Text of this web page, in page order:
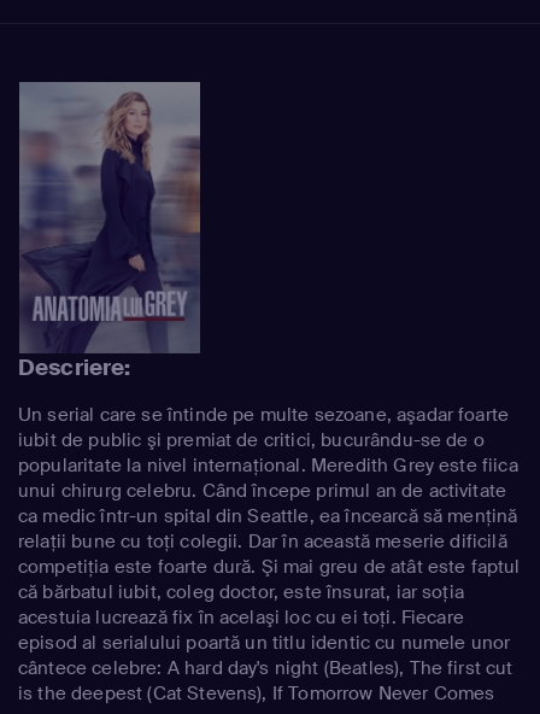
Descriere:
Un serial care se întinde pe multe sezoane, aşadar foarte
iubit de public şi premiat de critici, bucurându-se de o
popularitate la nivel internaţional. Meredith Grey este fiica
unui chirurg celebru. Când începe primul an de activitate
ca medic într-un spital din Seattle, ea încearcă să menţină
relaţii bune cu toţi colegii. Dar în această meserie dificilă
competiţia este foarte dură. Şi mai greu de atât este faptul
că bărbatul iubit, coleg doctor, este însurat, iar soţia
acestuia lucrează fix în acelaşi loc cu ei toţi. Fiecare
episod al serialului poartă un titlu identic cu numele unor
cântece celebre: A hard day's night (Beatles), The first cut
is the deepest (Cat Stevens), If Tomorrow Never Comes